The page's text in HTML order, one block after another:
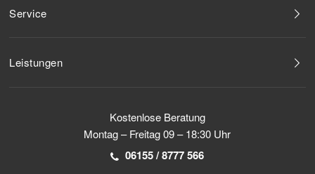
Service
Leistungen
Kostenlose Beratung
Montag – Freitag 09 – 18:30 Uhr
06155 / 8777 566